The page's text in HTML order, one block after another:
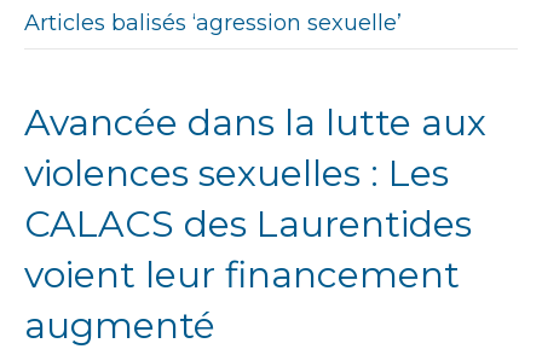
o
k
g
a
Articles balisés ‘agression sexuelle’
Avancée dans la lutte aux
violences sexuelles : Les
CALACS des Laurentides
voient leur financement
augmenté